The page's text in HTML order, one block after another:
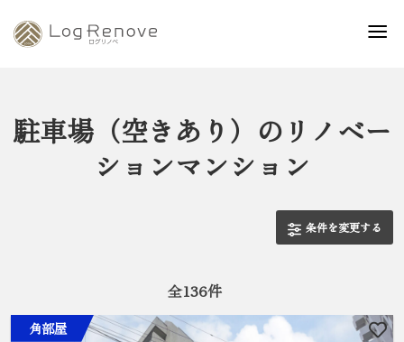
駐車場（空きあり）のリノベー
ションマンション
条件を変更する
全136件
角部屋